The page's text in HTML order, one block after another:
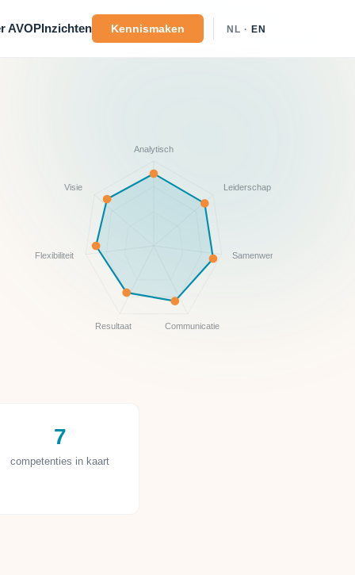
AVOPInzichten Kennismaken NL · EN
Analytisch
Leiderschap
Samenwerking
Communicatie
Resultaat
Flexibiliteit
Visie
7
competenties in kaart